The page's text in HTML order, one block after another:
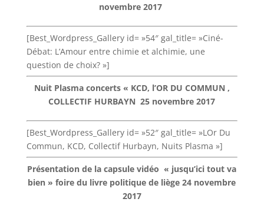
novembre 2017
[Best_Wordpress_Gallery id= »54″ gal_title= »Ciné-
Débat: L’Amour entre chimie et alchimie, une
question de choix? »]
Nuit Plasma concerts « KCD, l’OR DU COMMUN ,
COLLECTIF HURBAYN 25 novembre 2017
[Best_Wordpress_Gallery id= »52″ gal_title= »LOr Du
Commun, KCD, Collectif Hurbayn, Nuits Plasma »]
Présentation de la capsule vidéo « jusqu’ici tout va
bien » foire du livre politique de liège 24 novembre
2017